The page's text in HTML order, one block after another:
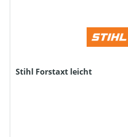
Stihl Forstaxt leicht